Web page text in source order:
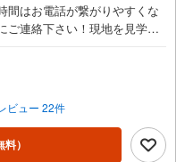
間はお電話が繋がりやすくな
ご連絡下さい！現地を見学さ
ますとスムーズにご案内が
学、ご来店後にアンケート記
カードプレゼント（1組様1回
情報をご紹介3.不動産ご購
テムご検討中のお客様、ご紹
000円分プレゼント更にご紹介
ビュー 22件
料）